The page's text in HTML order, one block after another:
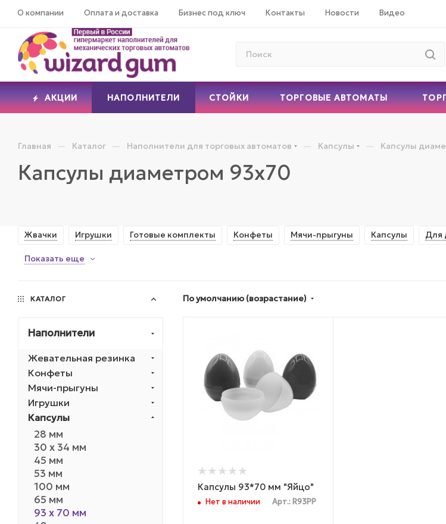
О компании Оплата и доставка Бизнес под ключ Контакты Новости Видео
АКЦИИ НАПОЛНИТЕЛИ СТОЙКИ ТОРГОВЫЕ АВТОМАТЫ
Главная — Каталог — Наполнители для торговых автоматов — Капсулы — Капсулы
Капсулы диаметром 93х70
Жвачки Игрушки Готовые комплекты Конфеты Мячи-прыгуны Капсулы Для
Показать еще
По умолчанию (возрастание)
Капсулы 93*70 мм "Яйцо"
Нет в наличии Арт.: R93PP
КАТАЛОГ
Наполнители
Жевательная резинка
Конфеты
Мячи-прыгуны
Игрушки
Капсулы
28 мм
30 х 34 мм
45 мм
53 мм
100 мм
65 мм
93 х 70 мм